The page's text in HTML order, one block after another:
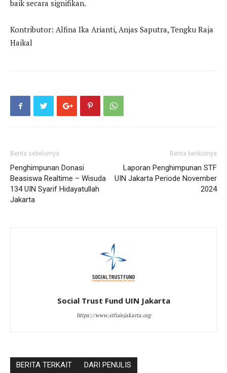
baik secara signifikan.
Kontributor: Alfina Ika Arianti, Anjas Saputra, Tengku Raja
Haikal
Berita sebelumya
Penghimpunan Donasi
Beasiswa Realtime – Wisuda
134 UIN Syarif Hidayatullah
Jakarta
Berita berikutnya
Laporan Penghimpunan STF
UIN Jakarta Periode November
2024
Social Trust Fund UIN Jakarta
https://www.stfuinjakarta.org
BERITA TERKAIT DARI PENULIS